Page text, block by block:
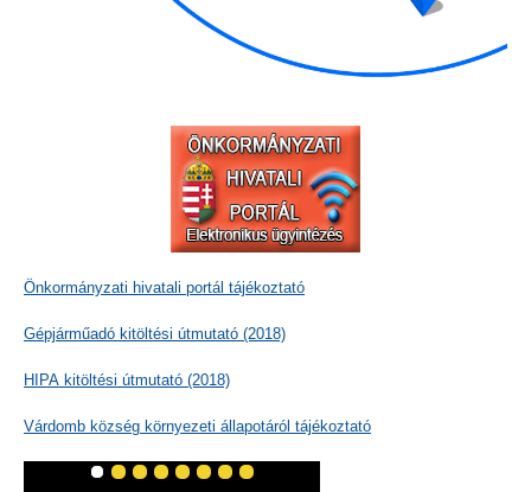
Önkormányzati hivatali portál tájékoztató
Gépjárműadó kitöltési útmutató (2018)
HIPA kitöltési útmutató (2018)
Várdomb község környezeti állapotáról tájékoztató